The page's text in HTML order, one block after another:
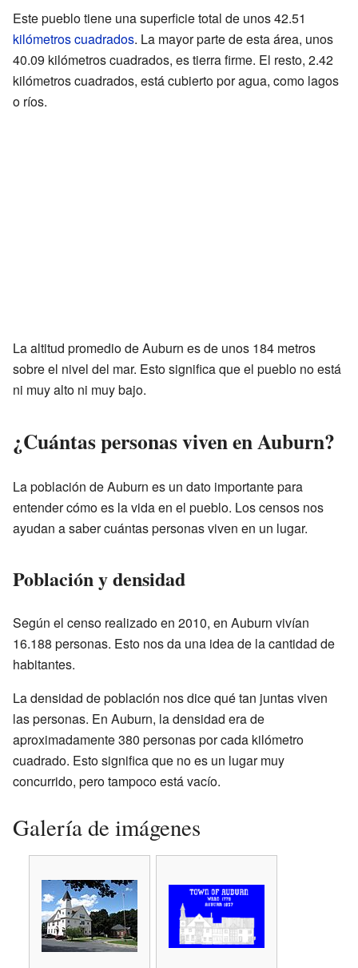
Este pueblo tiene una superficie total de unos 42.51
kilómetros cuadrados. La mayor parte de esta área, unos
40.09 kilómetros cuadrados, es tierra firme. El resto, 2.42
kilómetros cuadrados, está cubierto por agua, como lagos
o ríos.
La altitud promedio de Auburn es de unos 184 metros
sobre el nivel del mar. Esto significa que el pueblo no está
ni muy alto ni muy bajo.
¿Cuántas personas viven en Auburn?
La población de Auburn es un dato importante para
entender cómo es la vida en el pueblo. Los censos nos
ayudan a saber cuántas personas viven en un lugar.
Población y densidad
Según el censo realizado en 2010, en Auburn vivían
16.188 personas. Esto nos da una idea de la cantidad de
habitantes.
La densidad de población nos dice qué tan juntas viven
las personas. En Auburn, la densidad era de
aproximadamente 380 personas por cada kilómetro
cuadrado. Esto significa que no es un lugar muy
concurrido, pero tampoco está vacío.
Galería de imágenes